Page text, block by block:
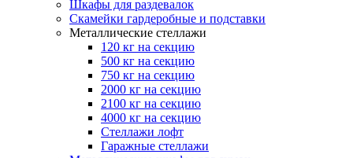
Шкафы для раздевалок
Скамейки гардеробные и подставки
Металлические стеллажи
120 кг на секцию
500 кг на секцию
750 кг на секцию
2000 кг на секцию
2100 кг на секцию
4000 кг на секцию
Стеллажи лофт
Гаражные стеллажи